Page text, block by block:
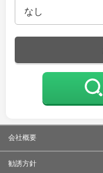
会社概要
勧誘方針